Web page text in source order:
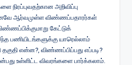
நிரப்புவதற்கான அறிவிப்பு
ஆர்வமுள்ள விண்ணப்பதாரர்கள்
கேட்டுக்
பணியிடங்களுக்கு யாரெல்லாம்
என்ன?, விண்ணப்பிப்பது எப்படி?
உள்ளிட்ட விவரங்களை பார்க்கலாம்.